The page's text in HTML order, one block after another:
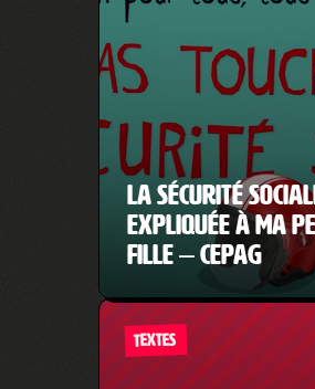
La sécurité
expliquée à ma
fille – Cepag
TEXTES